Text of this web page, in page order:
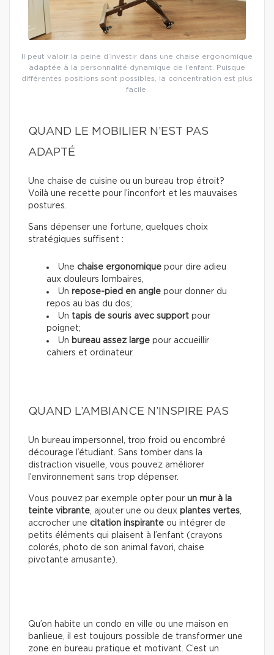
Il peut valoir la peine d’investir dans une chaise ergonomique
adaptée à la personnalité dynamique de l’enfant. Puisque
différentes positions sont possibles, la concentration est plus
facile.
QUAND LE MOBILIER N’EST PAS
ADAPTÉ
Une chaise de cuisine ou un bureau trop étroit?
Voilà une recette pour l’inconfort et les mauvaises
postures.
Sans dépenser une fortune, quelques choix
stratégiques suffisent :
Une chaise ergonomique pour dire adieu
aux douleurs lombaires,
Un repose-pied en angle pour donner du
repos au bas du dos;
Un tapis de souris avec support pour
poignet;
Un bureau assez large pour accueillir
cahiers et ordinateur.
QUAND L’AMBIANCE N’INSPIRE PAS
Un bureau impersonnel, trop froid ou encombré
décourage l’étudiant. Sans tomber dans la
distraction visuelle, vous pouvez améliorer
l’environnement sans trop dépenser.
Vous pouvez par exemple opter pour un mur à la
teinte vibrante, ajouter une ou deux plantes vertes,
accrocher une citation inspirante ou intégrer de
petits éléments qui plaisent à l’enfant (crayons
colorés, photo de son animal favori, chaise
pivotante amusante).
Qu’on habite un condo en ville ou une maison en
banlieue, il est toujours possible de transformer une
zone en bureau pratique et motivant. C’est un